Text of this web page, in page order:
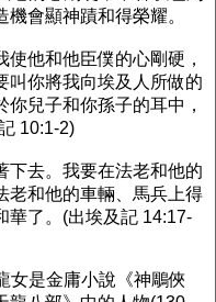
會顯神蹟和得榮耀。
他和他臣僕的心剛硬，
叫你將我向埃及人所做的
兒子和你孫子的耳中，
10:1-2)
下去。我要在法老和他的
老和他的車輛、馬兵上得
華了。(出埃及記 14:17-
女是金庸小說《神鵰俠